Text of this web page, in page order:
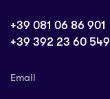
+39 081 06 86 901
+39 392 23 60 549
Email